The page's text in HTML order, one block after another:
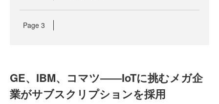
Page 3
GE、IBM、コマツ――IoTに挑むメガ企
業がサブスクリプションを採用